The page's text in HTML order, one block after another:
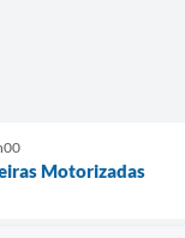
Motorizadas